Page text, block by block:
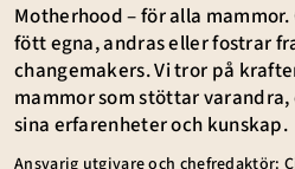
Motherhood – för alla
fött egna, andras eller fostrar
changemakers. Vi tror på
mammor som stöttar varandra,
sina erfarenheter och kunskap.